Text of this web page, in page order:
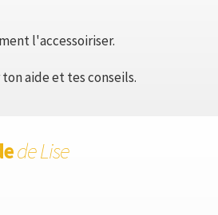
l'accessoiriser.
aide et tes conseils.
de Lise